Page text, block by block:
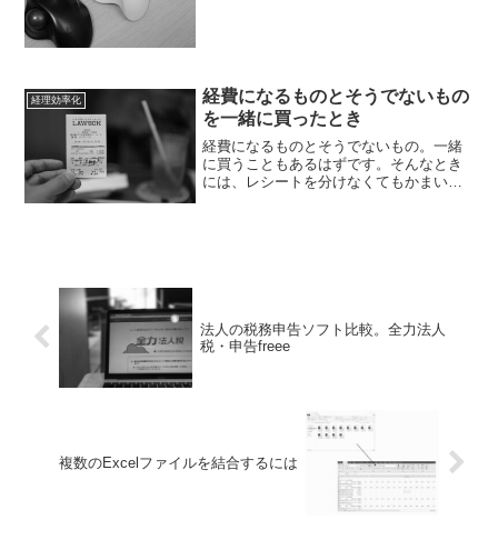
経理効率化
経費になるものとそうでないもの
を一緒に買ったとき
経費になるものとそうでないもの。一緒
に買うこともあるはずです。そんなとき
には、レシートを分けなくてもかまいま
法人の税務申告ソフト比較。全力法人
税・申告freee
複数のExcelファイルを結合するには